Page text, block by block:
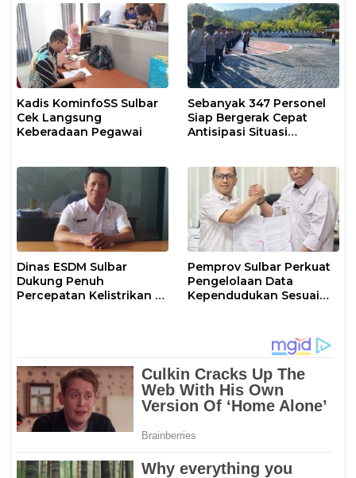
Kadis KominfoSS Sulbar
Cek Langsung
Keberadaan Pegawai
Sebanyak 347 Personel
Siap Bergerak Cepat
Antisipasi Situasi
Dinas ESDM Sulbar
Dukung Penuh
Percepatan Kelistrikan di
Pemprov Sulbar Perkuat
Pengelolaan Data
Kependudukan Sesuai